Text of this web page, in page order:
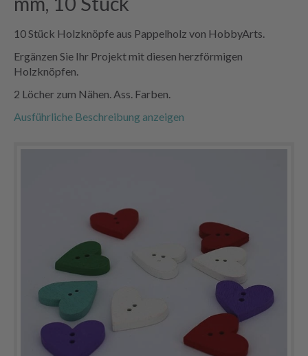
10 Stück Holzknöpfe aus Pappelholz von HobbyArts.
Ergänzen Sie Ihr Projekt mit diesen herzförmigen
Holzknöpfen.
2 Löcher zum Nähen. Ass. Farben.
Ausführliche Beschreibung anzeigen